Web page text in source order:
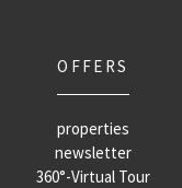
OFFERS
properties
newsletter
360°-Virtual Tour